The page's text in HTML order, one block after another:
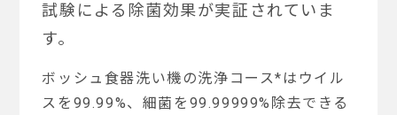
試験による除菌効果が実証されていま
す。
ボッシュ食器洗い機の洗浄コース*はウイル
スを99.99%、 細菌を99.99999%除去できる